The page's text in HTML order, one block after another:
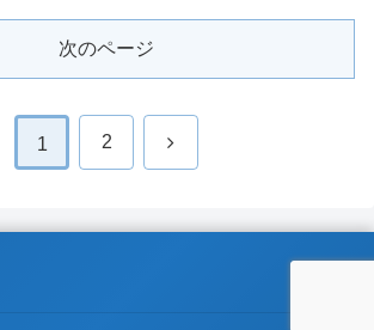
次のページ
1 2 次